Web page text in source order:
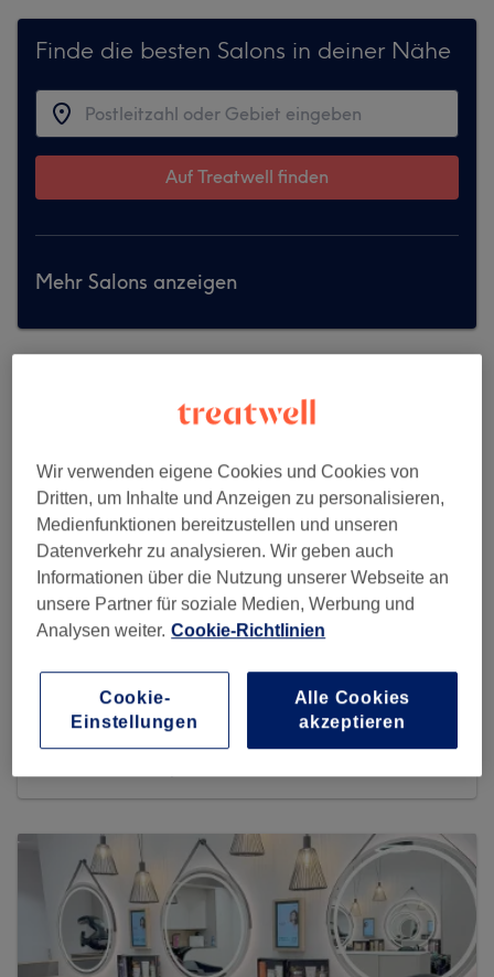
Finde die besten Salons in deiner Nähe
Auf Treatwell finden
Mehr Salons anzeigen
Nails Factor
899 reviews
Wir verwenden eigene Cookies und Cookies von
Dritten, um Inhalte und Anzeigen zu personalisieren,
Medienfunktionen bereitzustellen und unseren
Datenverkehr zu analysieren. Wir geben auch
Informationen über die Nutzung unserer Webseite an
unsere Partner für soziale Medien, Werbung und
Analysen weiter. Cookie-Richtlinien
Alle Cookies
akzeptieren
Cookie-
Einstellungen